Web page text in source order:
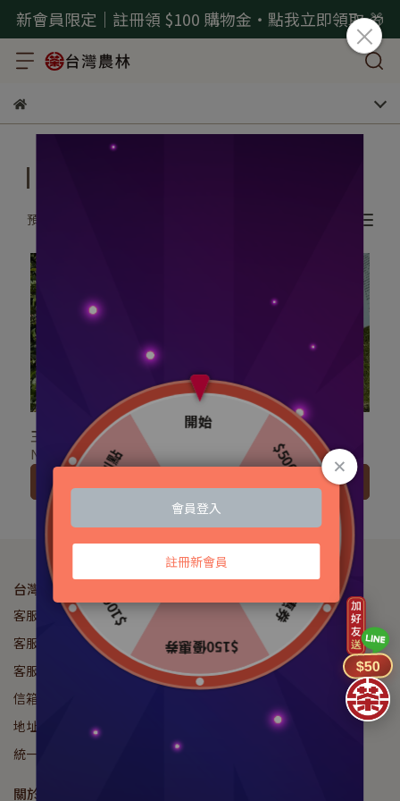
$50
新會員限定｜註冊領 $100 購物金・點我立即領取 🎁
預設排序
【自然農法】有機頂級紅
玉紅茶+紅韻紅茶+禮盒與
提袋｜日月老茶廠
NT$2,070
史博館聯名款 碧螺春綠茶
濾掛茶包 3g｜熊空茶園
NT$40
台灣農林股份有限公司
客服專線：049-2895508
客服傳真：049-2895559
客服時間：08:00am - 17:00pm
信箱：assamfarm2004@gmail.com
地址：555南投縣魚池鄉有水巷38號
統一編號：07525207
關於我們